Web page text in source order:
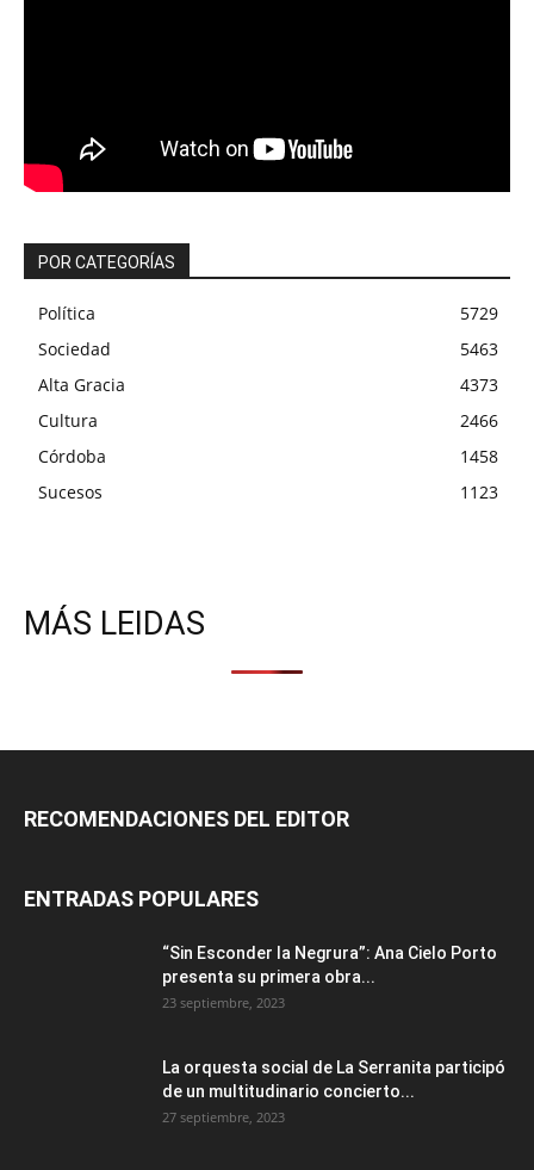
POR CATEGORÍAS
Política
5729
Sociedad
5463
Alta Gracia
4373
Cultura
2466
Córdoba
1458
Sucesos
1123
MÁS LEIDAS
RECOMENDACIONES DEL EDITOR
ENTRADAS POPULARES
“Sin Esconder la Negrura”: Ana Cielo Porto
presenta su primera obra...
23 septiembre, 2023
La orquesta social de La Serranita participó
de un multitudinario concierto...
27 septiembre, 2023